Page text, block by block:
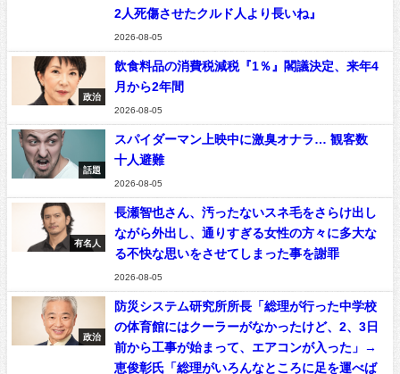
2人死傷させたクルド人より長いね』
2026-08-05
政治
飲食料品の消費税減税『1％』閣議決定、来年4
月から2年間
2026-08-05
話題
スパイダーマン上映中に激臭オナラ… 観客数
十人避難
2026-08-05
有名人
長瀬智也さん、汚ったないスネ毛をさらけ出し
ながら外出し、通りすぎる女性の方々に多大な
る不快な思いをさせてしまった事を謝罪
2026-08-05
政治
防災システム研究所所長「総理が行った中学校
の体育館にはクーラーがなかったけど、2、3日
前から工事が始まって、エアコンが入った」→
恵俊彰氏「総理がいろんなところに足を運べば